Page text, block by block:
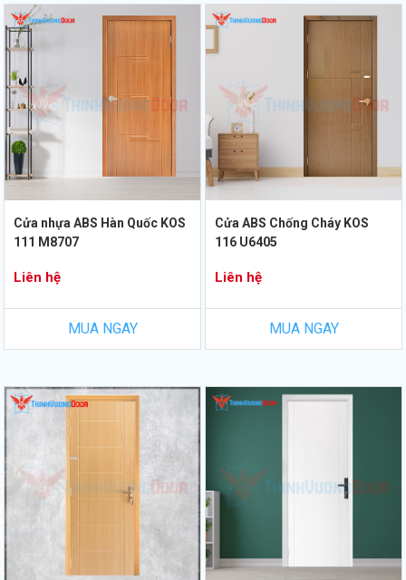
Cửa nhựa ABS Hàn Quốc KOS
111 M8707
Liên hệ
MUA NGAY
Cửa ABS Chống Cháy KOS
116 U6405
Liên hệ
MUA NGAY